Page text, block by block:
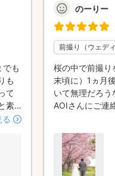
も
も
て
素
わ
のーりー
前撮り（ウェディ
桜の中で前撮り
末頃に）1ヵ月
いて無理だろ
AOIさんにご連
談段階から親
は屋外という
気になってい
80%で桜は開